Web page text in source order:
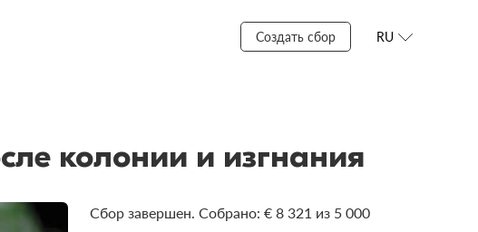
Создать сбор RU
колонии и изгнания
Сбор завершен. Собрано: € 8 321 из 5 000